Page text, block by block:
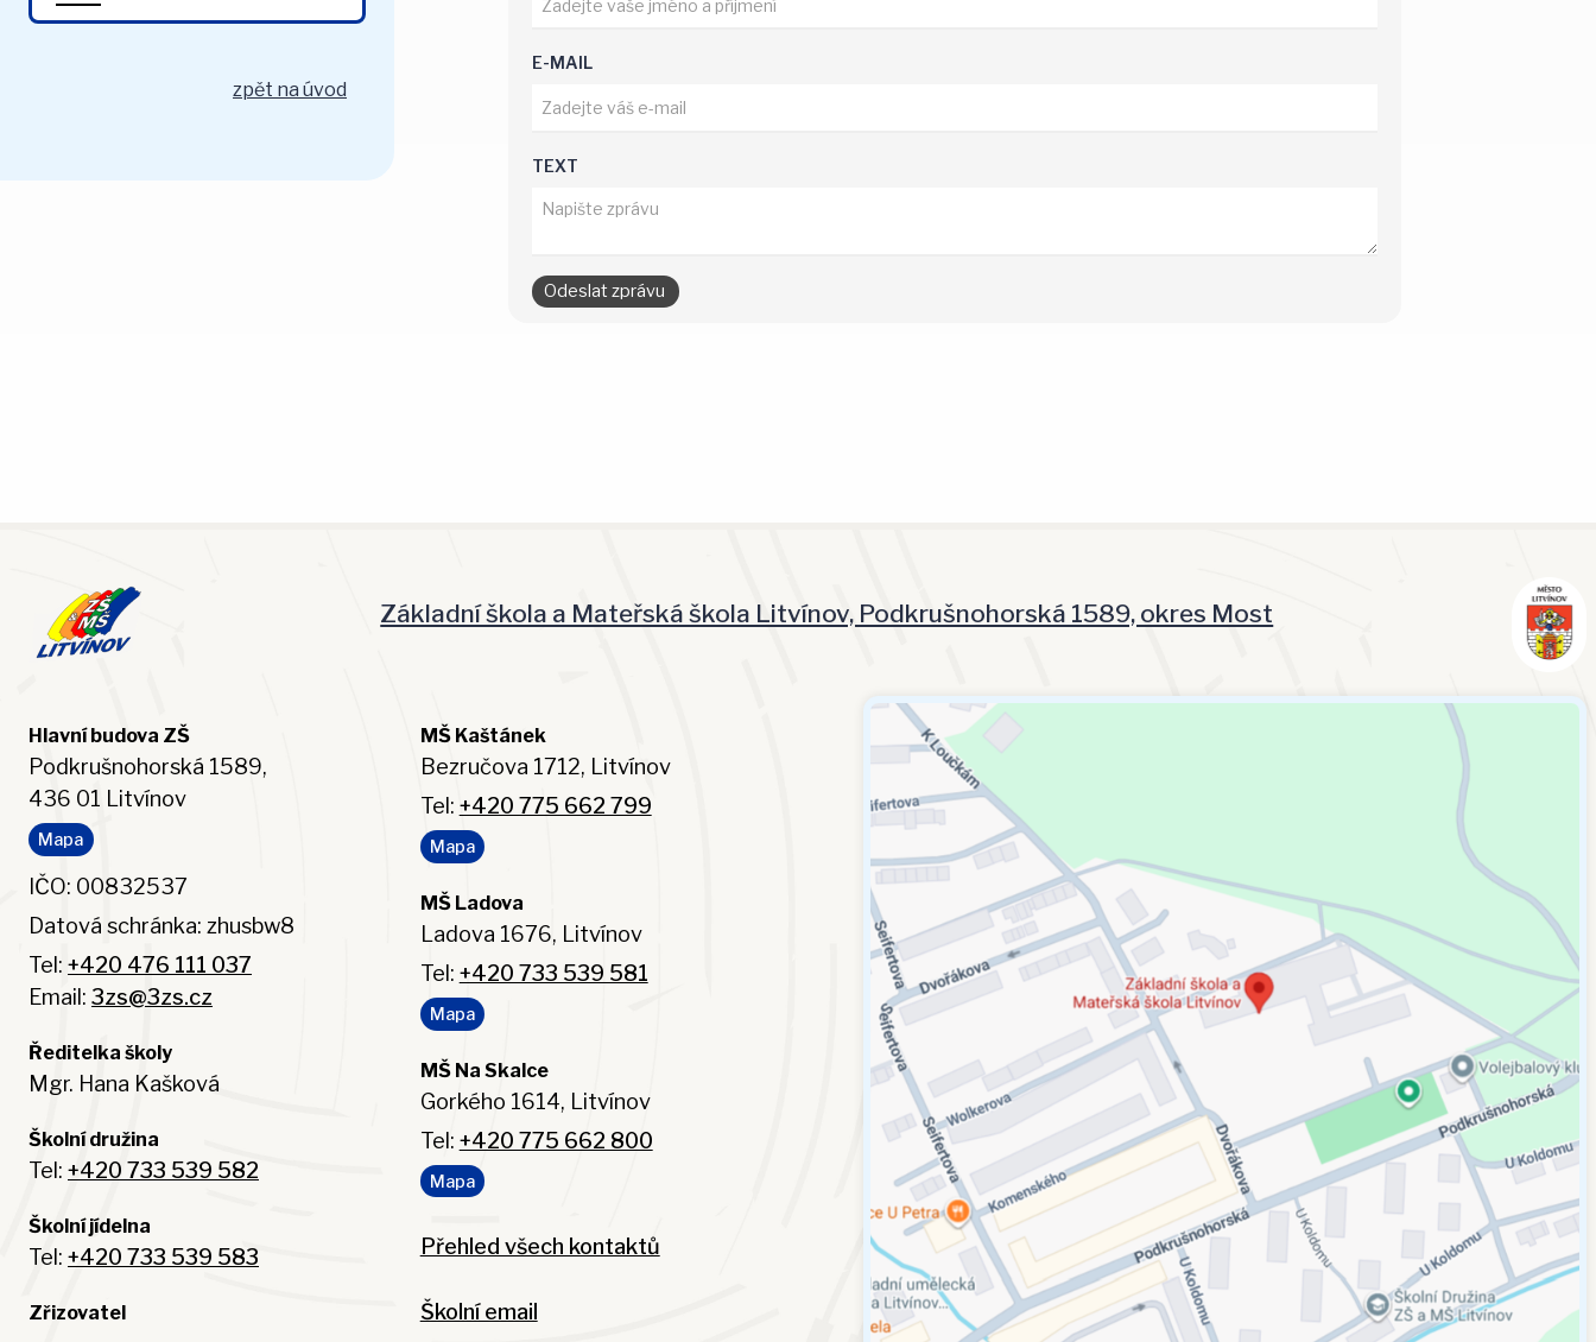
zpět na úvod
E-MAIL
TEXT
Základní škola a Mateřská škola Litvínov, Podkrušnohorská 1589, okres Most
Hlavní budova ZŠ
Podkrušnohorská 1589,
436 01 Litvínov
Mapa
IČO: 00832537
Datová schránka: zhusbw8
Tel: +420 476 111 037
Email: 3zs@3zs.cz
Ředitelka školy
Mgr. Hana Kašková
Školní družina
Tel: +420 733 539 582
Školní jídelna
Tel: +420 733 539 583
Zřizovatel
MŠ Kaštánek
Bezručova 1712, Litvínov
Tel: +420 775 662 799
Mapa
MŠ Ladova
Ladova 1676, Litvínov
Tel: +420 733 539 581
Mapa
MŠ Na Skalce
Gorkého 1614, Litvínov
Tel: +420 775 662 800
Mapa
Přehled všech kontaktů
Školní email